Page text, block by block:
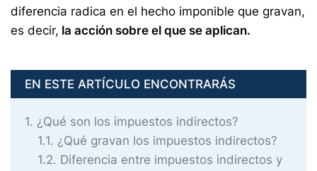
diferencia radica en el hecho imponible que gravan,
es decir, la acción sobre el que se aplican.
EN ESTE ARTÍCULO ENCONTRARÁS
1 ¿Qué son los impuestos indirectos?
1.1 ¿Qué gravan los impuestos indirectos?
1.2 Diferencia entre impuestos indirectos y